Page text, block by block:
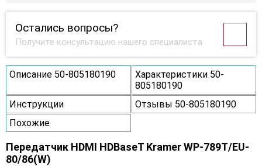
Остались вопросы?
Получите консультацию нашего специалиста
Описание 50-805180190
Характеристики 50-
805180190
Инструкции
Отзывы 50-805180190
Похожие
Передатчик HDMI HDBaseT Kramer WP-789T/EU-
80/86(W)